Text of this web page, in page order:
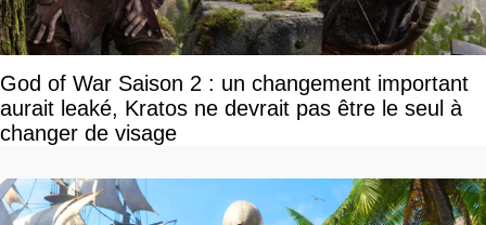
God of War Saison 2 : un changement important
aurait leaké, Kratos ne devrait pas être le seul à
changer de visage